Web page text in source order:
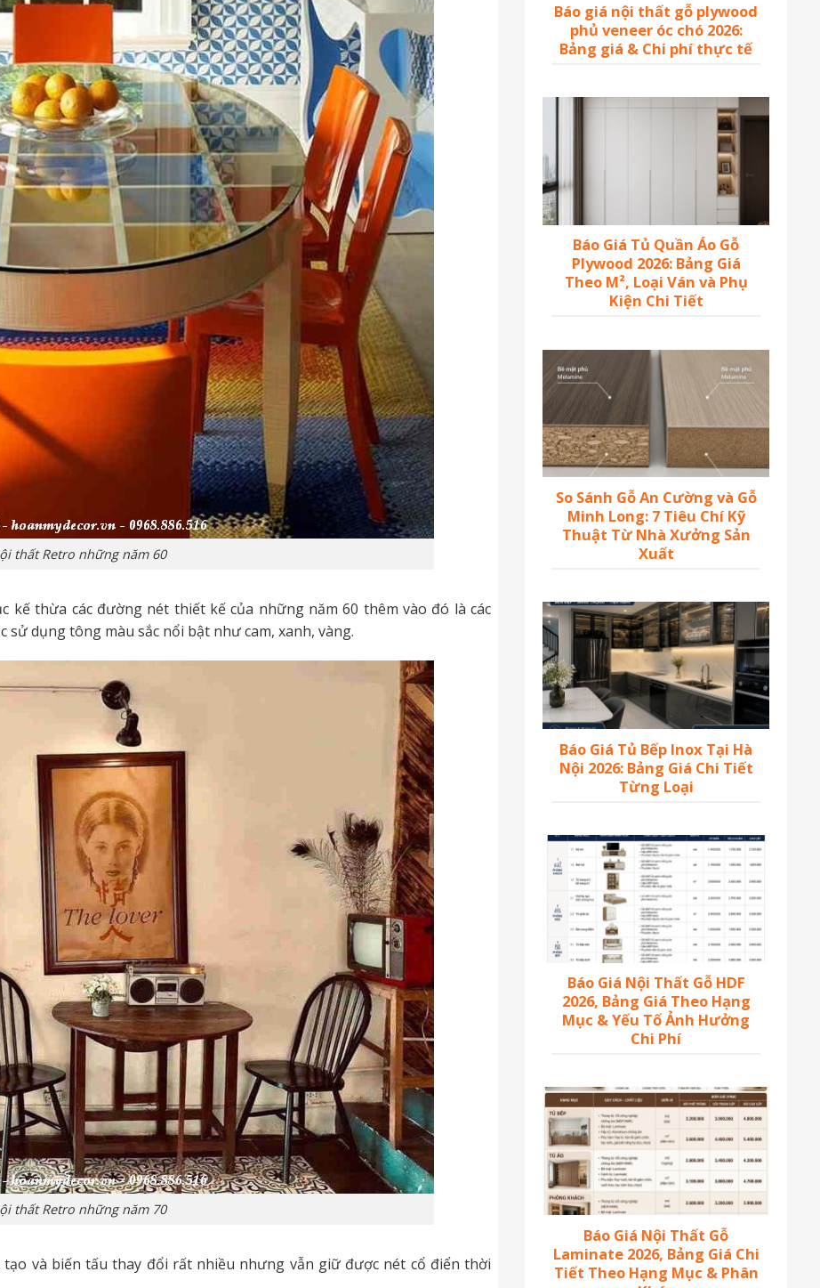
thất Retro những năm 60
kế thừa các đường nét thiết kế của những năm 60 thêm vào đó là các
dụng tông màu sắc nổi bật như cam, xanh, vàng.
thất Retro những năm 70
và biến tấu thay đổi rất nhiều nhưng vẫn giữ được nét cổ điển thời
Báo giá nội thất gỗ plywood
phủ veneer óc chó 2026:
Bảng giá & Chi phí thực tế
Báo Giá Tủ Quần Áo Gỗ
Plywood 2026: Bảng Giá
Theo M², Loại Ván và Phụ
Kiện Chi Tiết
So Sánh Gỗ An Cường và Gỗ
Minh Long: 7 Tiêu Chí Kỹ
Thuật Từ Nhà Xưởng Sản
Xuất
Báo Giá Tủ Bếp Inox Tại Hà
Nội 2026: Bảng Giá Chi Tiết
Từng Loại
Báo Giá Nội Thất Gỗ HDF
2026, Bảng Giá Theo Hạng
Mục & Yếu Tố Ảnh Hưởng
Chi Phí
Báo Giá Nội Thất Gỗ
Laminate 2026, Bảng Giá Chi
Tiết Theo Hạng Mục & Phân